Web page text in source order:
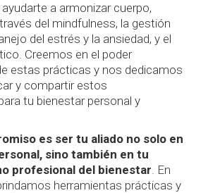
a armonizar cuerpo,
del mindfulness, la gestión
del estrés y la ansiedad, y el
Creemos en el poder
estas prácticas y nos dedicamos
y compartir estos
tu bienestar personal y
es ser tu aliado no solo en
sino también en tu
profesional del bienestar. En
herramientas prácticas y